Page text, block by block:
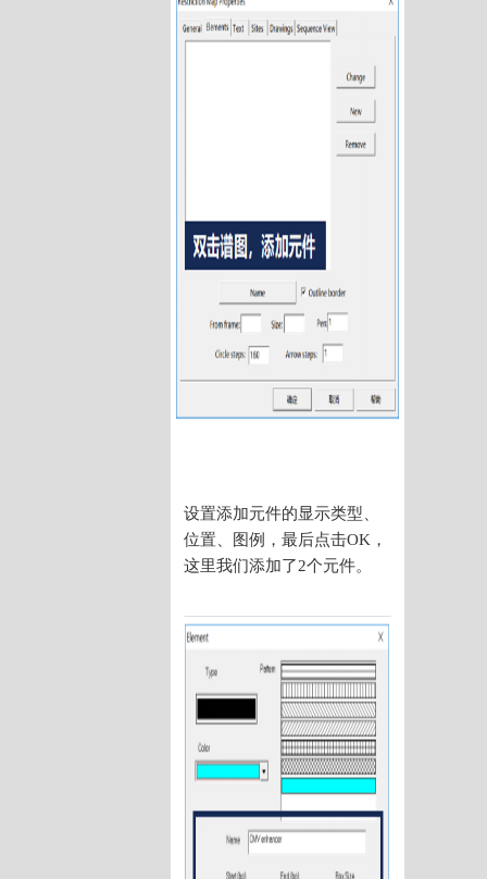
设置添加元件的显示类型、
位置、图例，最后点击OK，
这里我们添加了2个元件。